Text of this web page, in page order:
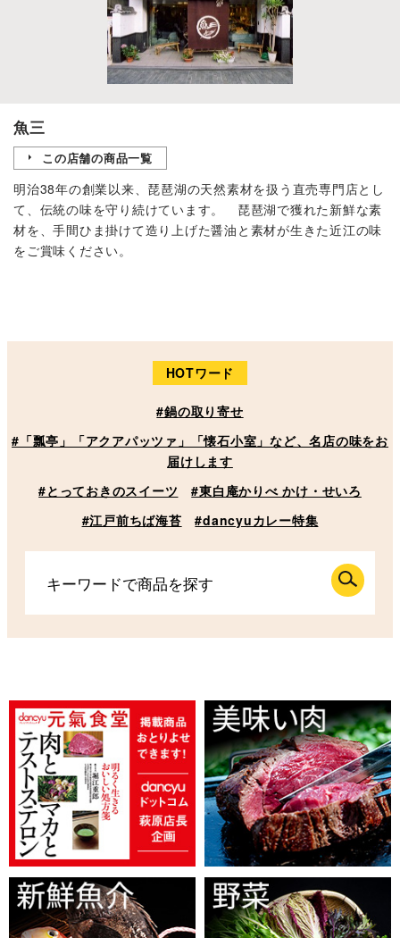
魚三
この店舗の商品一覧
明治38年の創業以来、琵琶湖の天然素材を扱う直売専門店とし
て、伝統の味を守り続けています。 琵琶湖で獲れた新鮮な素
材を、手間ひま掛けて造り上げた醤油と素材が生きた近江の味
をご賞味ください。
HOTワード
#鍋の取り寄せ
#「瓢亭」「アクアパッツァ」「懐石小室」など、名店の味をお
届けします
#とっておきのスイーツ
#東白庵かりべ かけ・せいろ
#江戸前ちば海苔
#dancyuカレー特集